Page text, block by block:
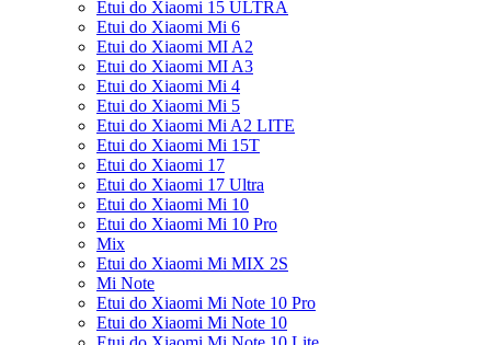
Etui do Xiaomi 15 ULTRA
Etui do Xiaomi Mi 6
Etui do Xiaomi MI A2
Etui do Xiaomi MI A3
Etui do Xiaomi Mi 4
Etui do Xiaomi Mi 5
Etui do Xiaomi Mi A2 LITE
Etui do Xiaomi Mi 15T
Etui do Xiaomi 17
Etui do Xiaomi 17 Ultra
Etui do Xiaomi Mi 10
Etui do Xiaomi Mi 10 Pro
Mix
Etui do Xiaomi Mi MIX 2S
Mi Note
Etui do Xiaomi Mi Note 10 Pro
Etui do Xiaomi Mi Note 10